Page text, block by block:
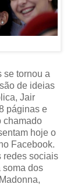
se tornou a
de ideias
Jair
páginas e
chamado
hoje o
Facebook.
redes sociais
soma dos